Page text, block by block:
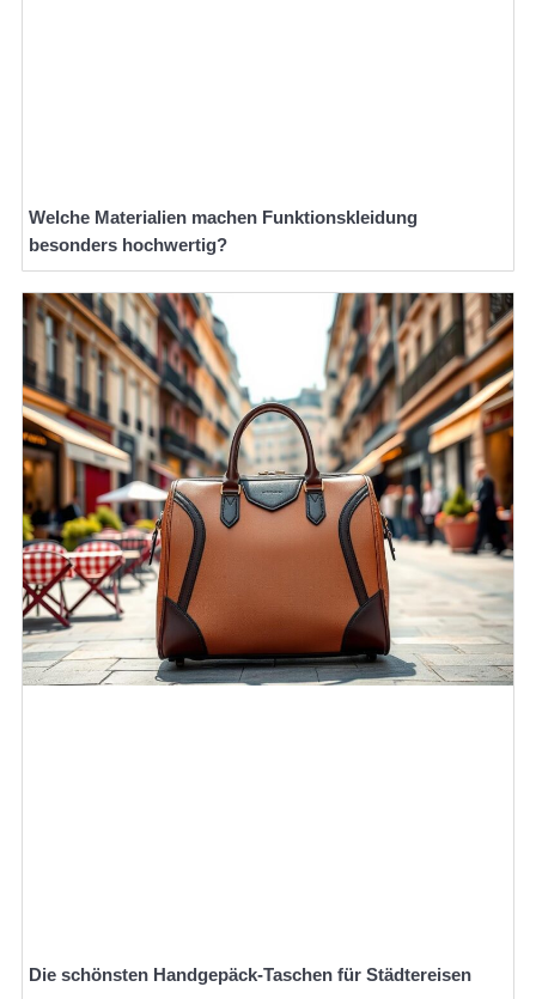
Welche Materialien machen Funktionskleidung
besonders hochwertig?
Die schönsten Handgepäck-Taschen für Städtereisen